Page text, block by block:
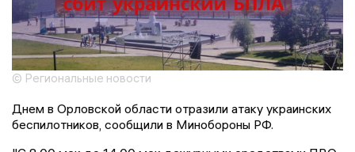
© Региональные новости
Днем в Орловской области отразили атаку украинских
беспилотников, сообщили в Минобороны РФ.